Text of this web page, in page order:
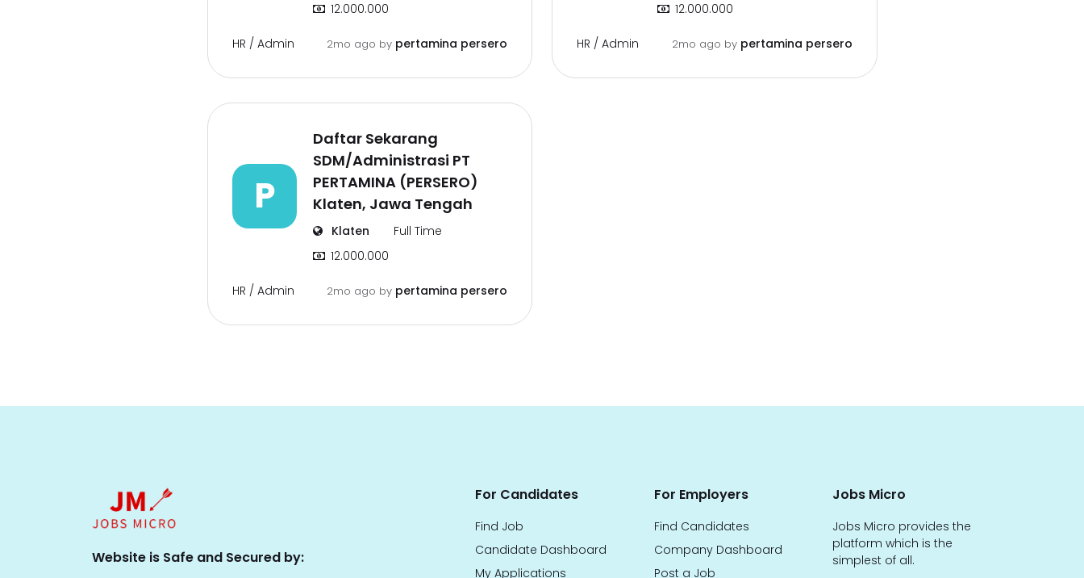
12.000.000
HR / Admin 2mo ago by pertamina persero
12.000.000
HR / Admin 2mo ago by pertamina persero
P
Daftar Sekarang
SDM/Administrasi PT
PERTAMINA (PERSERO)
Klaten, Jawa Tengah
Klaten
Full Time
12.000.000
HR / Admin 2mo ago by pertamina persero
Website is Safe and Secured by:
For Candidates
Find Job
Candidate Dashboard
My Applications
For Employers
Find Candidates
Company Dashboard
Post a Job
Jobs Micro
Jobs Micro provides the
platform which is the
simplest of all.